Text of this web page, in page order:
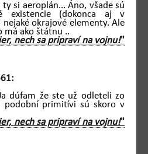
si aeroplán... Áno, všade sú
existencie (dokonca aj v
okrajové elementy. Ale
má ako štátnu ..
nech sa pripraví na vojnu!"
dúfam že ste už odleteli zo
podobní primitívi sú skoro v
nech sa pripraví na vojnu!"